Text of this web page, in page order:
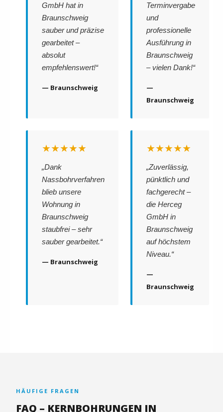
GmbH hat in
Braunschweig
sauber und präzise
gearbeitet –
absolut
empfehlenswert!“
— Braunschweig
Terminvergabe
und
professionelle
Ausführung in
Braunschweig
– vielen Dank!“
—
Braunschweig
★★★★★
„Dank
Nassbohrverfahren
blieb unsere
Wohnung in
Braunschweig
staubfrei – sehr
sauber gearbeitet.“
— Braunschweig
★★★★★
„Zuverlässig,
pünktlich und
fachgerecht –
die Herceg
GmbH in
Braunschweig
auf höchstem
Niveau.“
—
Braunschweig
HÄUFIGE FRAGEN
FAQ – KERNBOHRUNGEN IN